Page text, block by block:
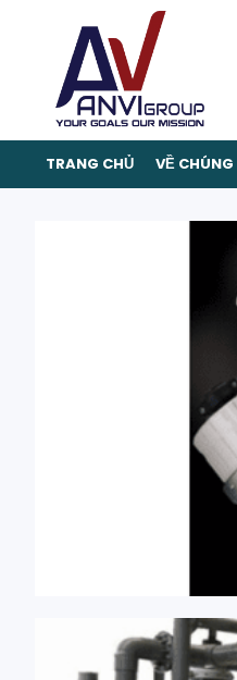
TRANG CHỦ VỀ